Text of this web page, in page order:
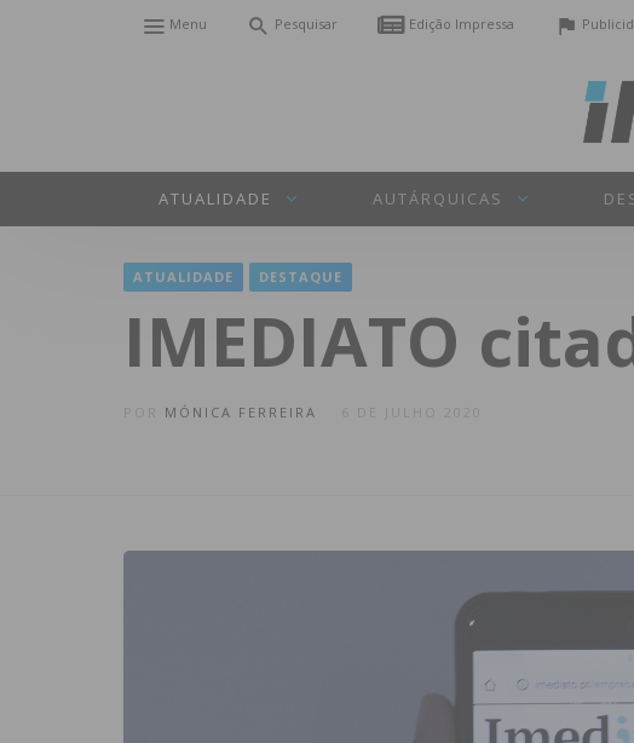
Menu Pesquisar Edição Impressa
ATUALIDADE AUTÁRQUICAS
ATUALIDADE DESTAQUE
IMEDIATO
MÓNICA FERREIRA